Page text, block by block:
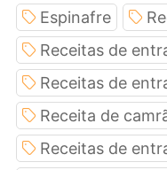
Espinafre
Receitas de
Receitas de
Receita de
Receitas de